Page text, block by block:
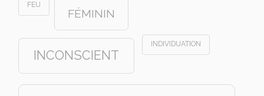
FEU
FÉMININ
INCONSCIENT
INDIVIDUATION